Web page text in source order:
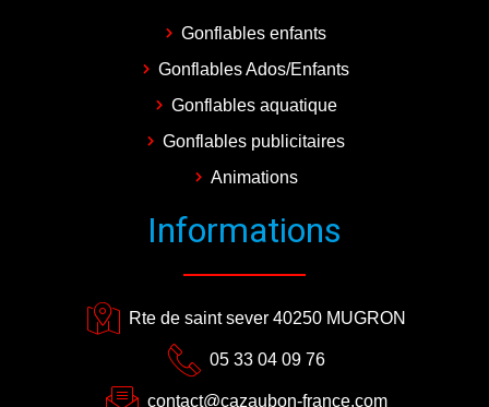
Gonflables enfants
Gonflables Ados/Enfants
Gonflables aquatique
Gonflables publicitaires
Animations
Informations
Rte de saint sever 40250 MUGRON
05 33 04 09 76
contact@cazaubon-france.com